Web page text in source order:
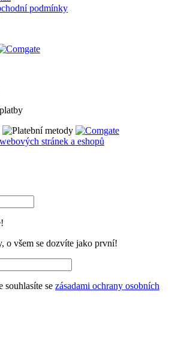
podmínky
stránek a eshopů
o všem se dozvíte jako první!
souhlasíte se zásadami ochrany osobních